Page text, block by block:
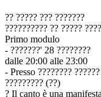
?? ????? ??? ???????
?????????? ?? ?????
Primo modulo
- ???????' 28 ????????
dalle 20:00 alle 23:00
- Presso ????????
????????? (??)
? Il canto è una